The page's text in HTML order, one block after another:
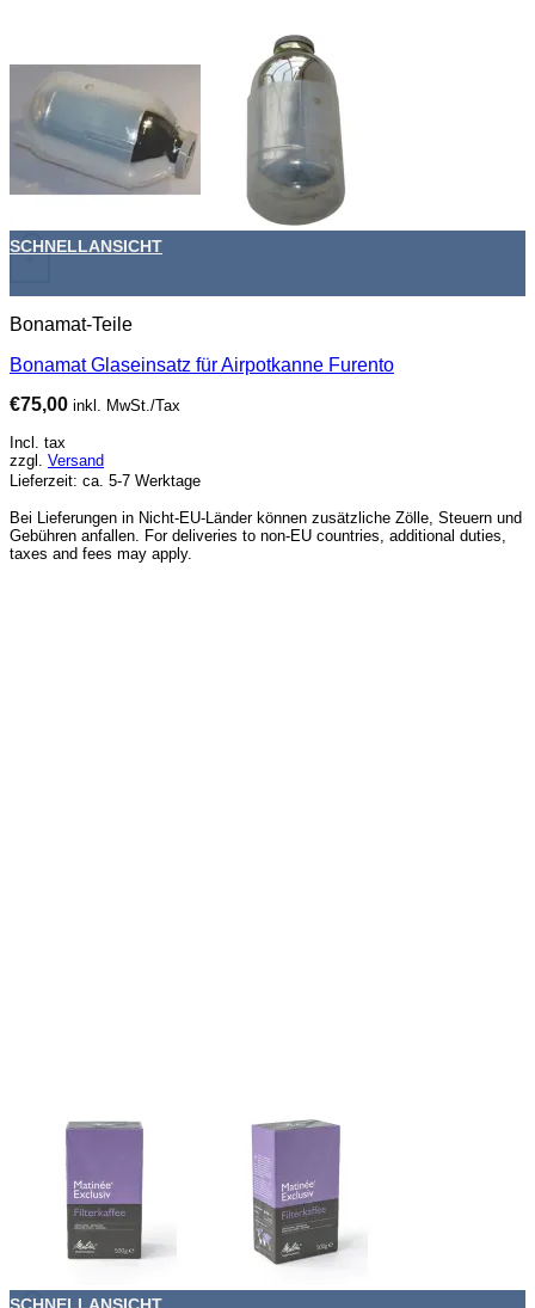
+
SCHNELLANSICHT
Bonamat-Teile
Bonamat Glaseinsatz für Airpotkanne Furento
€75,00 inkl. MwSt./Tax
Incl. tax
zzgl. Versand
Lieferzeit: ca. 5-7 Werktage
Bei Lieferungen in Nicht-EU-Länder können zusätzliche Zölle, Steuern und
Gebühren anfallen. For deliveries to non-EU countries, additional duties,
taxes and fees may apply.